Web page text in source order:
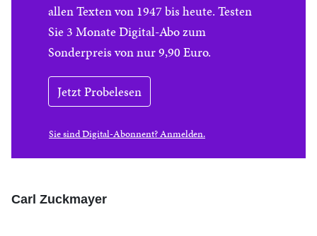
allen Texten von 1947 bis heute. Testen
Sie 3 Monate Digital-Abo zum
Sonderpreis von nur 9,90 Euro.
Jetzt Probelesen
Sie sind Digital-Abonnent? Anmelden.
Carl Zuckmayer